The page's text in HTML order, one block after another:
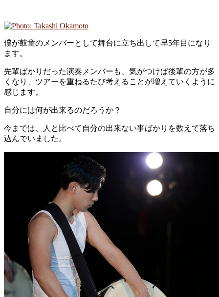
僕が鼓童のメンバーとして舞台に立ち出して早5年目になり
ます。
先輩ばかりだった演奏メンバーも、気がつけば後輩の方が多
くなり、ツアーを重ねるたび考えることが増えていくように
感じます。
自分には何が出来るのだろうか？
今までは、人と比べて自分の出来ない事ばかりを数えて落ち
込んでいました。